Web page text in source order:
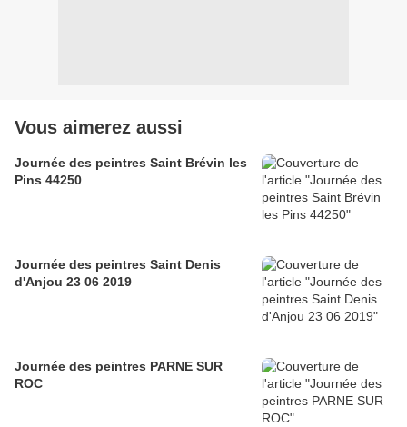
Vous aimerez aussi
Journée des peintres Saint Brévin les
Pins 44250
Journée des peintres Saint Denis
d'Anjou 23 06 2019
Journée des peintres PARNE SUR
ROC